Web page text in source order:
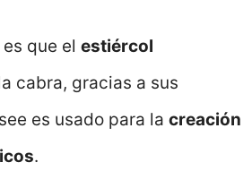
que el estiércol
cabra, gracias a sus
es usado para la creación
.